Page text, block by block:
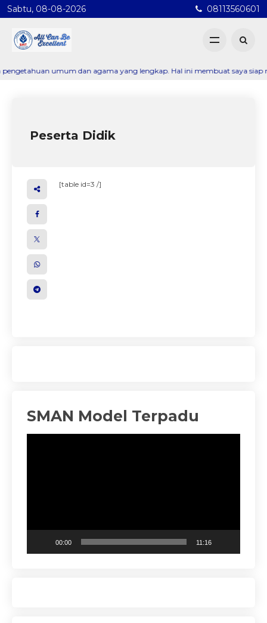
Sabtu, 08-08-2026 08113560601
umum dan agama yang lengkap. Hal ini membuat saya siap
Peserta Didik
[table id=3 /]
SMAN Model Terpadu
00:00 11:16